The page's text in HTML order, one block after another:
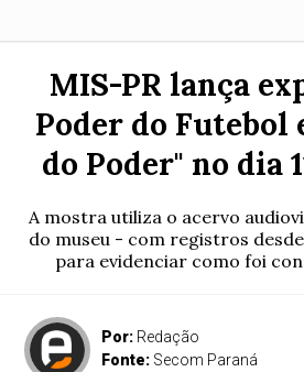
MIS-PR lança
Poder do Futebol
do Poder" no dia
A mostra utiliza o acervo
do museu - com registros
para evidenciar como foi
Por: Redação
Fonte: Secom Paraná